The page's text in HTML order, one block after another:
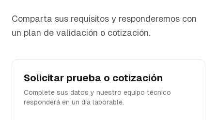
Comparta sus requisitos y responderemos con
un plan de validación o cotización.
Solicitar prueba o cotización
Complete sus datos y nuestro equipo técnico
responderá en un día laborable.